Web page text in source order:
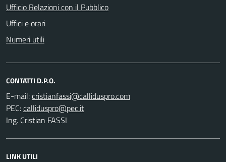
Ufficio Relazioni con il Pubblico
Uffici e orari
Numeri utili
CONTATTI D.P.O.
E-mail:
PEC:
Ing. Cristian FASSI
LINK UTILI